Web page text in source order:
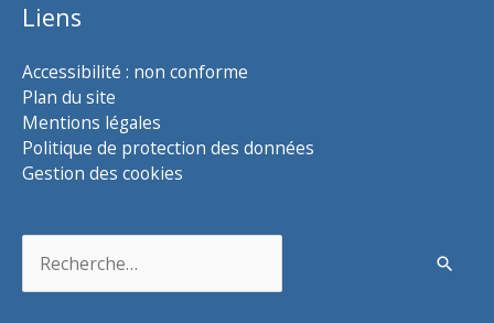
Liens
Accessibilité : non conforme
Plan du site
Mentions légales
Politique de protection des données
Gestion des cookies